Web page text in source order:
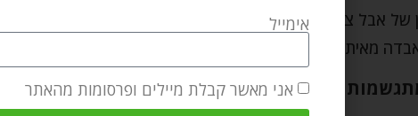
אבל צריך להזכיר את התקווה. התורה אומרת לנו: אמנם היה
מאיתנו. הקב״ה הבטיח שנשוב אליה, והבטחתו קיימת לעולם.
אימייל
אני מאשר קבלת מיילים ופרסומות מהאתר